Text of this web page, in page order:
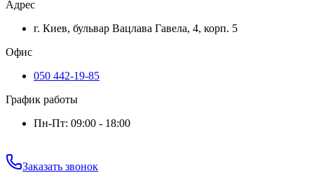
Адрес
г. Киев, бульвар Вацлава Гавела, 4, корп. 5
Офис
050 442-19-85
График работы
Пн-Пт: 09:00 - 18:00
Заказать звонок